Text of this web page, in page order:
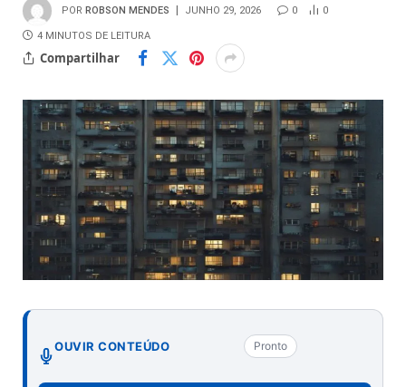
POR ROBSON MENDES JUNHO 29, 2026 0 0
4 MINUTOS DE LEITURA
Compartilhar
OUVIR CONTEÚDO Pronto